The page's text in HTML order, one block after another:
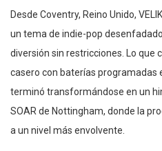
Desde Coventry, Reino Unido,
un tema de indie-pop
diversión sin restricciones. Lo
casero con baterías programadas
terminó transformándose en un
SOAR de Nottingham, donde la
a un nivel más envolvente.